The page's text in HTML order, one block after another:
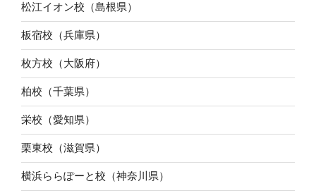
松江イオン校（島根県）
板宿校（兵庫県）
枚方校（大阪府）
柏校（千葉県）
栄校（愛知県）
栗東校（滋賀県）
横浜ららぽーと校（神奈川県）